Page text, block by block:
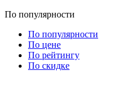
По популярности
По популярности
По цене
По рейтингу
По скидке